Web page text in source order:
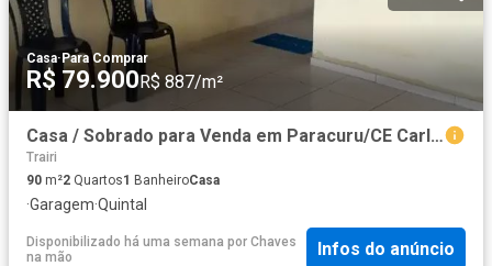
Casa·Para Comprar
R$ 79.900R$ 887/m²
Casa / Sobrado para Venda em Paracuru/CE Carlotas 2 Quartos
Trairi
90 m²2 Quartos1 BanheiroCasa
·Garagem·Quintal
Disponibilizado há uma semana por Chaves
na mão
Infos do anúncio